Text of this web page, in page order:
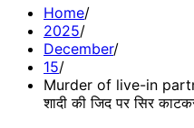
Home
2025
December
15
Murder of live-in
शादी की जिद पर सिर